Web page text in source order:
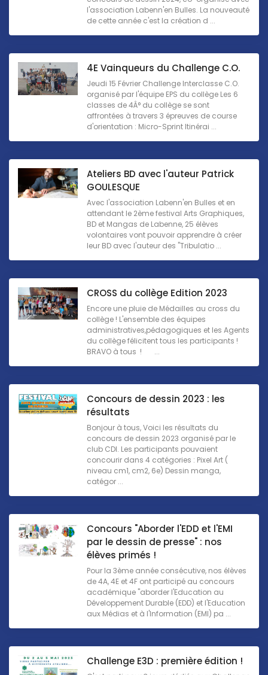
l'association Labenn'en Bulles. La nouveauté
de cette année c'est la création d ...
4E Vainqueurs du Challenge C.O.
Jeudi 15 Février Challenge Interclasse C.O.
organisé par l'équipe EPS du collège Les 6
classes de 4Â° du collège se sont
affrontées à travers 3 épreuves de course
d'orientation : Micro-Sprint Itinérai ...
Ateliers BD avec l'auteur Patrick
GOULESQUE
Avec l'association Labenn'en Bulles et en
attendant le 2ème festival Arts Graphiques,
BD et Mangas de Labenne, 25 élèves
volontaires vont pouvoir apprendre à créer
leur BD avec l'auteur des "Tribulatio ...
CROSS du collège Edition 2023
Encore une pluie de Médailles au cross du
collège ! L'ensemble des équipes
administratives,pédagogiques et les Agents
du collège félicitent tous les participants !
BRAVO à tous ! ...
Concours de dessin 2023 : les
résultats
Bonjour à tous, Voici les résultats du
concours de dessin 2023 organisé par le
club CDI. Les participants pouvaient
concourir dans 4 catégories : Pixel Art (
niveau cm1, cm2, 6e) Dessin manga,
catégor ...
Concours "Aborder l'EDD et l'EMI
par le dessin de presse" : nos
élèves primés !
Pour la 3ème année consécutive, nos élèves
de 4A, 4E et 4F ont participé au concours
académique "aborder l'Education au
Développement Durable (EDD) et l'Education
aux Médias et à l'Information (EMI) pa ...
Challenge E3D : première édition !